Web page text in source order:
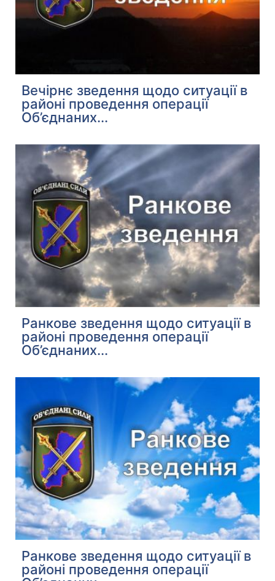
Вечірнє зведення щодо ситуації в
районі проведення операції
Об’єднаних...
Ранкове зведення щодо ситуації в
районі проведення операції
Об’єднаних...
Ранкове зведення щодо ситуації в
районі проведення операції